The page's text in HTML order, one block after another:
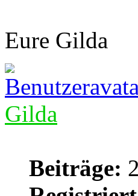
Eure Gilda
Gilda
Beiträge: